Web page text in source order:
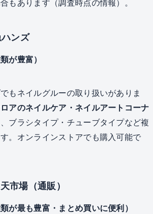
もあります（調査時点の情報）。
ンズ
が豊富）
もネイルグルーの取り扱いがありま
アのネイルケア・ネイルアートコーナ
ブラシタイプ・チューブタイプなど複
。オンラインストアでも購入可能で
市場（通販）
が最も豊富・まとめ買いに便利）